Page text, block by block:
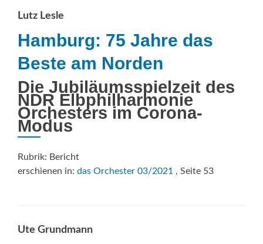
Lutz Lesle
Hamburg: 75 Jahre das
Beste am Norden
Die Jubiläumsspielzeit des
NDR Elbphilharmonie
Orchesters im Corona-
Modus
Rubrik: Bericht
erschienen in: das Orchester 03/2021 , Seite 53
Ute Grundmann